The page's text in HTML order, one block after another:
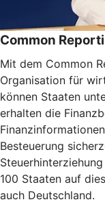
Common
Mit dem Common
Organisation für
können Staaten
erhalten die
Besteuerung
100 Staaten auf
auch Deutschland.